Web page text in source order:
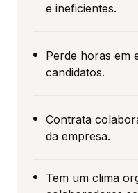
e ineficientes.
Perde horas em
candidatos.
Contrata
da empresa.
Tem um clima